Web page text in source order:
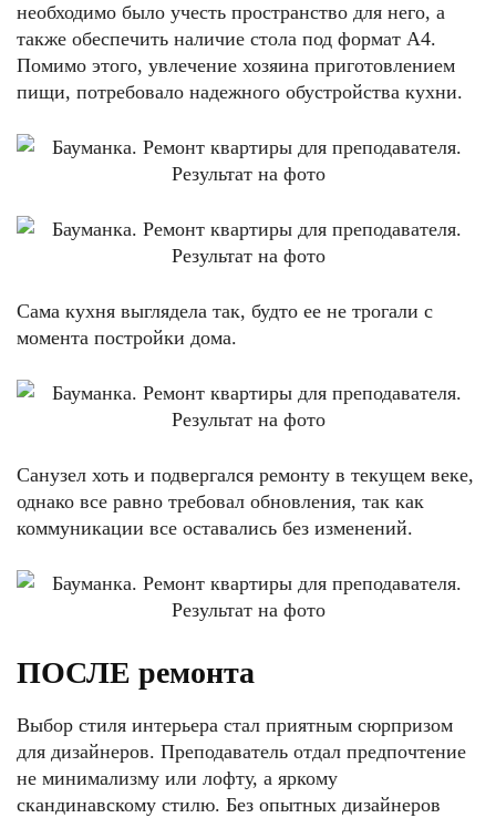
необходимо было учесть пространство для него, а
также обеспечить наличие стола под формат А4.
Помимо этого, увлечение хозяина приготовлением
пищи, потребовало надежного обустройства кухни.
Сама кухня выглядела так, будто ее не трогали с
момента постройки дома.
Санузел хоть и подвергался ремонту в текущем веке,
однако все равно требовал обновления, так как
коммуникации все оставались без изменений.
ПОСЛЕ ремонта
Выбор стиля интерьера стал приятным сюрпризом
для дизайнеров. Преподаватель отдал предпочтение
не минимализму или лофту, а яркому
скандинавскому стилю. Без опытных дизайнеров